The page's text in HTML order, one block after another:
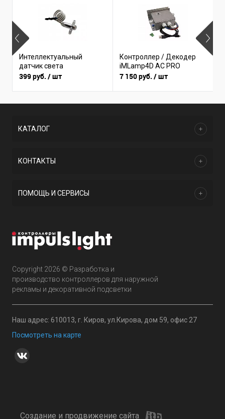
Интеллектуальный
датчик света
399 руб. / шт
Контроллер / Декодер
iMLamp4D AC PRO
7 150 руб. / шт
Copyright 2026 © Разработка и
производство контроллеров для наружной
рекламы и декоративной подсветки
Наш адрес: 610013, г. Киров, ул.Кирова, дом 59, офис 27
Посмотреть на карте
Создание и продвижение сайта
КАТАЛОГ
КОНТАКТЫ
ПОМОЩЬ И СЕРВИСЫ